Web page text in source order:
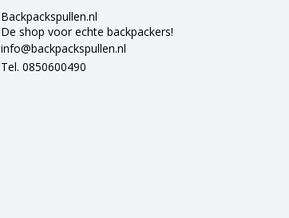
Backpackspullen.nl
De shop voor echte backpackers!
info@backpackspullen.nl
Tel. 0850600490